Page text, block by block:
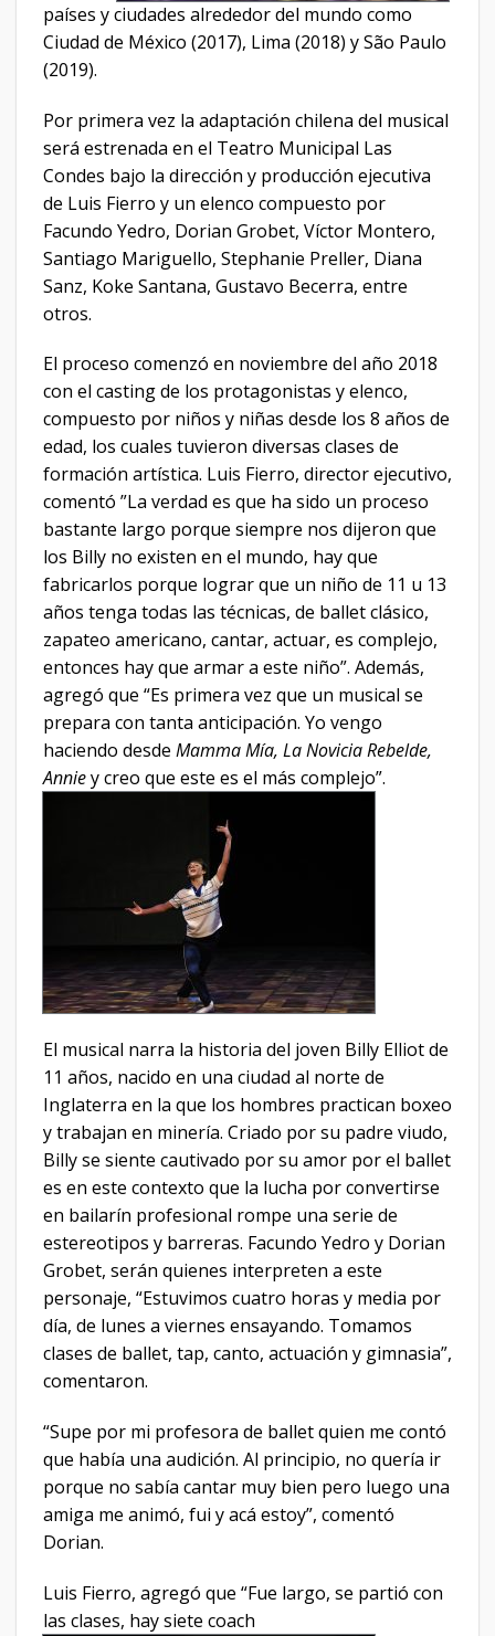
países y ciudades alrededor del mundo como
Ciudad de México (2017), Lima (2018) y São Paulo
(2019).
Por primera vez la adaptación chilena del musical
será estrenada en el Teatro Municipal Las
Condes bajo la dirección y producción ejecutiva
de Luis Fierro y un elenco compuesto por
Facundo Yedro, Dorian Grobet, Víctor Montero,
Santiago Mariguello, Stephanie Preller, Diana
Sanz, Koke Santana, Gustavo Becerra, entre
otros.
El proceso comenzó en noviembre del año 2018
con el casting de los protagonistas y elenco,
compuesto por niños y niñas desde los 8 años de
edad, los cuales tuvieron diversas clases de
formación artística. Luis Fierro, director ejecutivo,
comentó ”La verdad es que ha sido un proceso
bastante largo porque siempre nos dijeron que
los Billy no existen en el mundo, hay que
fabricarlos porque lograr que un niño de 11 u 13
años tenga todas las técnicas, de ballet clásico,
zapateo americano, cantar, actuar, es complejo,
entonces hay que armar a este niño”. Además,
agregó que “Es primera vez que un musical se
prepara con tanta anticipación. Yo vengo
haciendo desde Mamma Mía, La Novicia Rebelde,
Anniey creo que este es el más complejo”.
El musical narra la historia del joven Billy Elliot de
11 años, nacido en una ciudad al norte de
Inglaterra en la que los hombres practican boxeo
y trabajan en minería. Criado por su padre viudo,
Billy se siente cautivado por su amor por el ballet
es en este contexto que la lucha por convertirse
en bailarín profesional rompe una serie de
estereotipos y barreras. Facundo Yedro y Dorian
Grobet, serán quienes interpreten a este
personaje, “Estuvimos cuatro horas y media por
día, de lunes a viernes ensayando. Tomamos
clases de ballet, tap, canto, actuación y gimnasia”,
comentaron.
“Supe por mi profesora de ballet quien me contó
que había una audición. Al principio, no quería ir
porque no sabía cantar muy bien pero luego una
amiga me animó, fui y acá estoy”, comentó
Dorian.
Luis Fierro, agregó que “Fue largo, se partió con
las clases, hay siete coach